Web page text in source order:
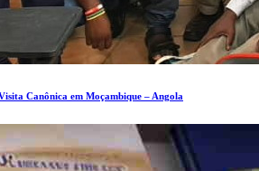
Canônica em Moçambique – Angola